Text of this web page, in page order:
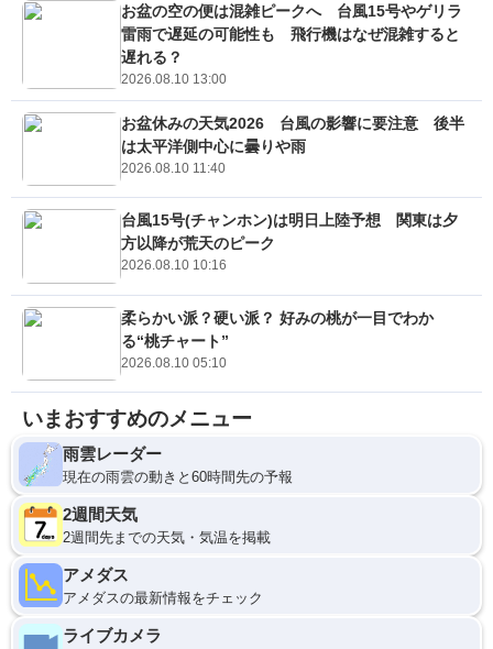
お盆の空の便は混雑ピークへ 台風15号やゲリラ
雷雨で遅延の可能性も 飛行機はなぜ混雑すると
遅れる？
2026.08.10 13:00
お盆休みの天気2026 台風の影響に要注意 後半
は太平洋側中心に曇りや雨
2026.08.10 11:40
台風15号(チャンホン)は明日上陸予想 関東は夕
方以降が荒天のピーク
2026.08.10 10:16
柔らかい派？硬い派？ 好みの桃が一目でわか
る“桃チャート”
2026.08.10 05:10
いまおすすめのメニュー
雨雲レーダー
現在の雨雲の動きと60時間先の予報
2週間天気
2週間先までの天気・気温を掲載
アメダス
アメダスの最新情報をチェック
ライブカメラ